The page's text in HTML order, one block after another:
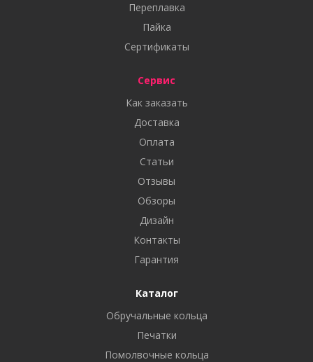
Переплавка
Пайка
Сертификаты
Сервис
Как заказать
Доставка
Оплата
Статьи
Отзывы
Обзоры
Дизайн
Контакты
Гарантия
Каталог
Обручальные кольца
Печатки
Помолвочные кольца